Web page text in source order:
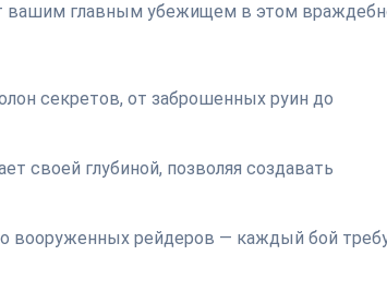
вашим главным убежищем в этом
секретов, от заброшенных руин до
своей глубиной, позволяя создавать
вооруженных рейдеров — каждый бой